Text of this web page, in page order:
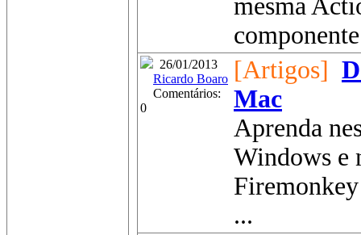
mesma
26/01/2013
Ricardo Boaro
Comentários:
0
[Artigos]
Mac
Aprenda
Windows e
...